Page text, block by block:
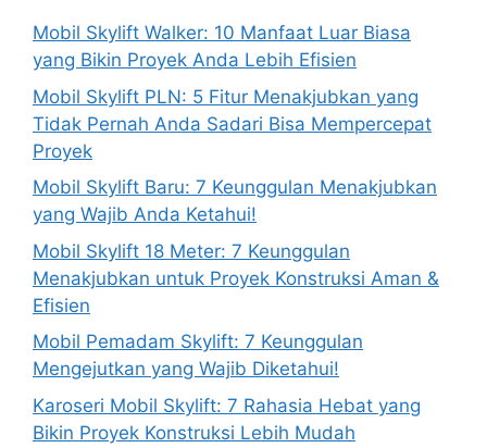
Mobil Skylift Walker: 10 Manfaat Luar Biasa
yang Bikin Proyek Anda Lebih Efisien
Mobil Skylift PLN: 5 Fitur Menakjubkan yang
Tidak Pernah Anda Sadari Bisa Mempercepat
Proyek
Mobil Skylift Baru: 7 Keunggulan Menakjubkan
yang Wajib Anda Ketahui!
Mobil Skylift 18 Meter: 7 Keunggulan
Menakjubkan untuk Proyek Konstruksi Aman &
Efisien
Mobil Pemadam Skylift: 7 Keunggulan
Mengejutkan yang Wajib Diketahui!
Karoseri Mobil Skylift: 7 Rahasia Hebat yang
Bikin Proyek Konstruksi Lebih Mudah